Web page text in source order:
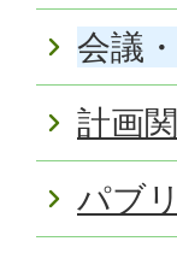
会議
計画
パブ